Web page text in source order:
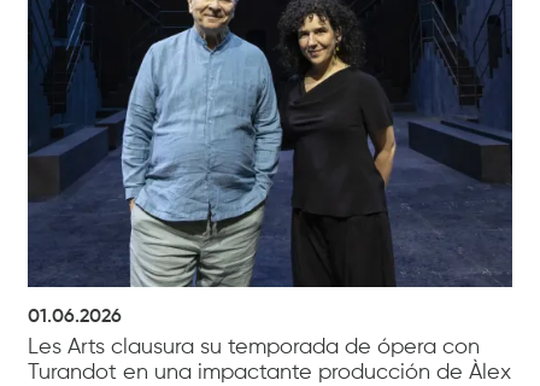
01.06.2026
Les Arts clausura su temporada de ópera con
Turandot en una impactante producción de Àlex